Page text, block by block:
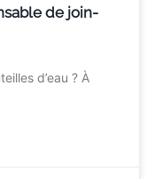
de join-
d’eau ? À